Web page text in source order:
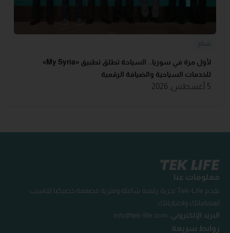
سفر
لأول مرة في سوريا.. السياحة تطلق تطبيق «‏My Syria‏»
للخدمات السياحية والضيافة ‏الرقمية
5 أغسطس, 2026
معلومات عنا
تقدم Tek-Life تجربة رقمية شاملة ومثرية مصممة خصيصًا لتناسب
اهتماماتك واحتياجاتك.
البريد الإلكتروني: info@tek-life.com
روابط سريعة